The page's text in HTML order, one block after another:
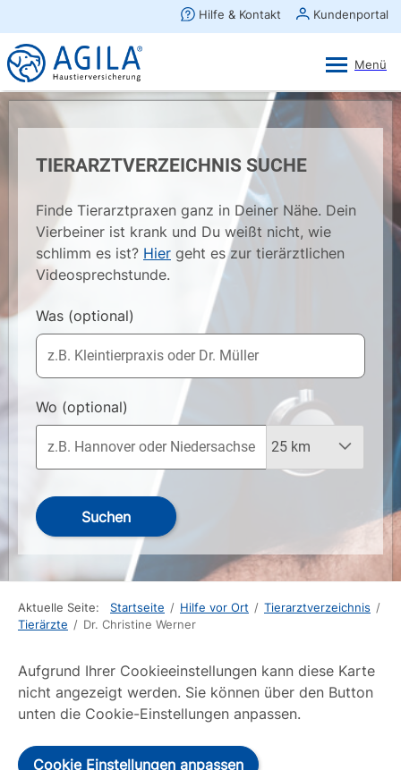
TIERARZTVERZEICHNIS SUCHE
Finde Tierarztpraxen ganz in Deiner Nähe. Dein
Vierbeiner ist krank und Du weißt nicht, wie
schlimm es ist? Hier geht es zur tierärztlichen
Videosprechstunde.
Was (optional)
Wo (optional)
Suchen
Aktuelle Seite: Startseite / Hilfe vor Ort / Tierarztverzeichnis /
Tierärzte / Dr. Christine Werner
Aufgrund Ihrer Cookieeinstellungen kann diese Karte
nicht angezeigt werden. Sie können über den Button
unten die Cookie-Einstellungen anpassen.
Cookie Einstellungen anpassen
×
AGILA Kunden-App
Gratis - Im Play Store laden
Ansehen